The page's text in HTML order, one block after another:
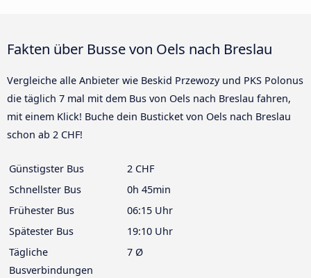
Fakten über Busse von Oels nach Breslau
Vergleiche alle Anbieter wie Beskid Przewozy und PKS Polonus
die täglich 7 mal mit dem Bus von Oels nach Breslau fahren,
mit einem Klick! Buche dein Busticket von Oels nach Breslau
schon ab 2 CHF!
Günstigster Bus
2 CHF
Schnellster Bus
0h 45min
Frühester Bus
06:15 Uhr
Spätester Bus
19:10 Uhr
Tägliche
Busverbindungen
7 Ø